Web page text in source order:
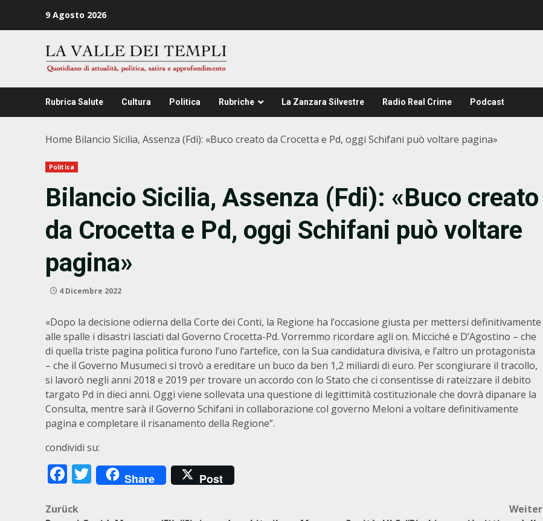
9 Agosto 2026
Rubrica Salute Cultura Politica Rubriche La Zanzara Silvestre Radio Real Crime Podcast
Home Bilancio Sicilia, Assenza (Fdi): «Buco creato da Crocetta e Pd, oggi Schifani può voltare pagina»
Politica
Bilancio Sicilia, Assenza (Fdi): «Buco creato
da Crocetta e Pd, oggi Schifani può voltare
pagina»
4 Dicembre 2022
«Dopo la decisione odierna della Corte dei Conti, la Regione ha l’occasione giusta per mettersi definitivamente
alle spalle i disastri lasciati dal Governo Crocetta-Pd. Vorremmo ricordare agli on. Micciché e D’Agostino – che
di quella triste pagina politica furono l’uno l’artefice, con la Sua candidatura divisiva, e l’altro un protagonista
– che il Governo Musumeci si trovò a ereditare un buco da ben 1,2 miliardi di euro. Per scongiurare il tracollo,
si lavorò negli anni 2018 e 2019 per trovare un accordo con lo Stato che ci consentisse di rateizzare il debito
targato Pd in dieci anni. Oggi viene sollevata una questione di legittimità costituzionale che dovrà dipanare la
Consulta, mentre sarà il Governo Schifani in collaborazione col governo Meloni a voltare definitivamente
pagina e completare il risanamento della Regione”.
condividi su:
Facebook
Twitter
Share Post
Beitragsnavigation
Zurück
Weiter